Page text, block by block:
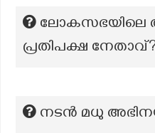
ലോകസഭയിലെ
പ്രതിപക്ഷ
നടൻ മധു